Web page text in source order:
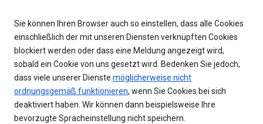
Sie können Ihren Browser auch so einstellen, dass alle Cookies
einschließlich der mit unseren Diensten verknüpften Cookies
blockiert werden oder dass eine Meldung angezeigt wird,
sobald ein Cookie von uns gesetzt wird. Bedenken Sie jedoch,
dass viele unserer Dienste möglicherweise nicht
ordnungsgemäß funktionieren, wenn Sie Cookies bei sich
deaktiviert haben. Wir können dann beispielsweise Ihre
bevorzugte Spracheinstellung nicht speichern.